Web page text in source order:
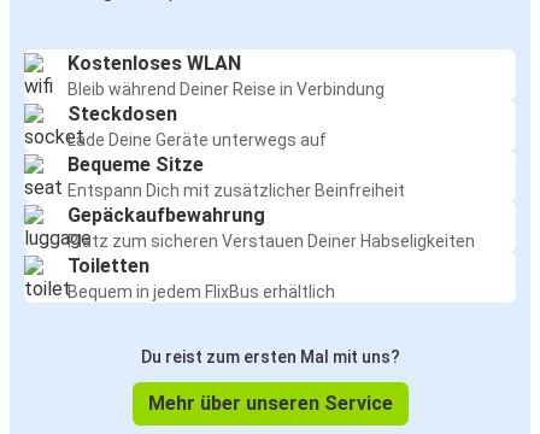
Kostenloses WLAN
Bleib während Deiner Reise in Verbindung
Steckdosen
Lade Deine Geräte unterwegs auf
Bequeme Sitze
Entspann Dich mit zusätzlicher Beinfreiheit
Gepäckaufbewahrung
Platz zum sicheren Verstauen Deiner Habseligkeiten
Toiletten
Bequem in jedem FlixBus erhältlich
Du reist zum ersten Mal mit uns?
Mehr über unseren Service